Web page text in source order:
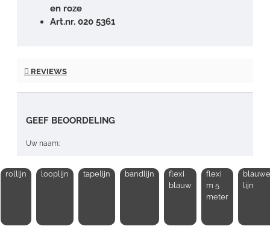
en roze
Art.nr. 020 5361
REVIEWS
GEEF BEOORDELING
Uw naam:
Opmerking:
rollijn looplijn tapelijn bandlijn
flexi
blauw
flexi
m 5
meter
blauwe
lijn